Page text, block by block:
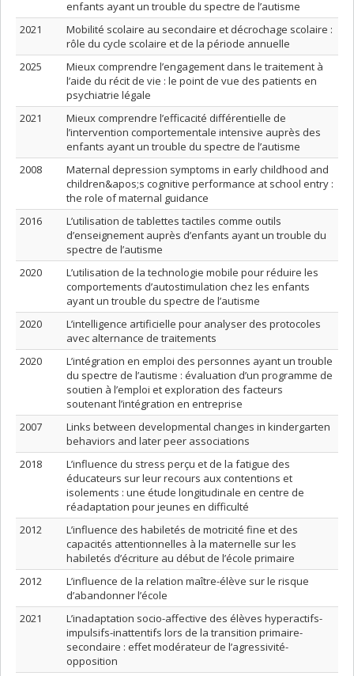
enfants ayant un trouble du spectre de l’autisme
2021
Mobilité scolaire au secondaire et décrochage scolaire :
rôle du cycle scolaire et de la période annuelle
2025
Mieux comprendre l’engagement dans le traitement à
l’aide du récit de vie : le point de vue des patients en
psychiatrie légale
2021
Mieux comprendre l’efficacité différentielle de
l’intervention comportementale intensive auprès des
enfants ayant un trouble du spectre de l’autisme
2008
Maternal depression symptoms in early childhood and
children&apos;s cognitive performance at school entry :
the role of maternal guidance
2016
L’utilisation de tablettes tactiles comme outils
d’enseignement auprès d’enfants ayant un trouble du
spectre de l’autisme
2020
L’utilisation de la technologie mobile pour réduire les
comportements d’autostimulation chez les enfants
ayant un trouble du spectre de l’autisme
2020
L’intelligence artificielle pour analyser des protocoles
avec alternance de traitements
2020
L’intégration en emploi des personnes ayant un trouble
du spectre de l’autisme : évaluation d’un programme de
soutien à l’emploi et exploration des facteurs
soutenant l’intégration en entreprise
2007
Links between developmental changes in kindergarten
behaviors and later peer associations
2018
L’influence du stress perçu et de la fatigue des
éducateurs sur leur recours aux contentions et
isolements : une étude longitudinale en centre de
réadaptation pour jeunes en difficulté
2012
L’influence des habiletés de motricité fine et des
capacités attentionnelles à la maternelle sur les
habiletés d’écriture au début de l’école primaire
2012
L’influence de la relation maître-élève sur le risque
d’abandonner l’école
2021
L’inadaptation socio-affective des élèves hyperactifs-
impulsifs-inattentifs lors de la transition primaire-
secondaire : effet modérateur de l’agressivité-
opposition